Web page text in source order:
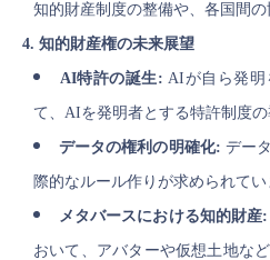
知的財産制度の整備や、各国間の
4. 知的財産権の未来展望
AI特許の誕生: AIが自ら発明
て、AIを発明者とする特許制度の
データの権利の明確化: デー
際的なルール作りが求められてい
メタバースにおける知的財産:
おいて、アバターや仮想土地な